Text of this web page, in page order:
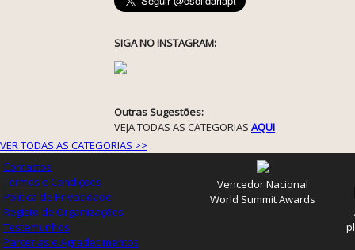
SIGA NO INSTAGRAM:
Outras Sugestões:
VEJA TODAS AS CATEGORIAS AQUI
VER TODAS AS CATEGORIAS >>
Contactos
Termos e Condições
Política de Privacidade
Registo de Organizações
Testemunhos
Parcerias e Agradecimentos
Vencedor Nacional
World Summit Awards